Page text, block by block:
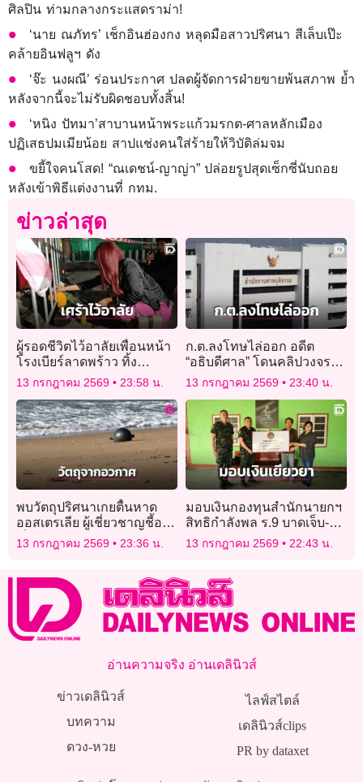
ศิลปิน ท่ามกลางกระแสดราม่า!
‘นาย ณภัทร’ เช็กอินฮ่องกง หลุดมือสาวปริศนา สีเล็บเป๊ะ
คล้ายอินฟลูฯ ดัง
‘จ๊ะ นงผณี’ ร่อนประกาศ ปลดผู้จัดการฝ่ายขายพ้นสภาพ ย้ำ
หลังจากนี้จะไม่รับผิดชอบทั้งสิ้น!
‘หนิง ปัทมา’สาบานหน้าพระแก้วมรกต-ศาลหลักเมือง
ปฏิเสธปมเมียน้อย สาปแช่งคนใส่ร้ายให้วิบัติล่มจม
ขยี้ใจคนโสด! “ณเดชน์-ญาญ่า” ปล่อยรูปสุดเซ็กซี่นับถอย
หลังเข้าพิธีแต่งงานที่ กทม.
ข่าวล่าสุด
ผู้รอดชีวิตไว้อาลัยเพื่อนหน้า
โรงเบียร์ลาดพร้าว ทิ้ง
รองเท้าไว้ดูต่างหน้า ยอดดับ
28 ราย!
13 กรกฎาคม 2569 23:58 น.
ก.ต.ลงโทษไล่ออก อดีต
“อธิบดีศาล” โดนคลิปวงจรปิด
เข้าออกบ้านคู่ความตระกูล
13 กรกฎาคม 2569 23:40 น.
พบวัตถุปริศนาเกยตื้นหาด
ออสเตรเลีย ผู้เชี่ยวชาญชี้อาจ
เป็นขยะอวกาศ
13 กรกฎาคม 2569 23:36 น.
มอบเงินกองทุนสำนักนายกฯ
สิทธิกำลังพล ร.9 บาดเจ็บ-
เสียชีวิต เหตุซุ่มยิงชายแดน
ไทย-กัมพูชา
13 กรกฎาคม 2569 22:43 น.
อ่านความจริง อ่านเดลินิวส์
ข่าวเดลินิวส์
บทความ
ดวง-หวย
ไลฟ์สไตล์
เดลินิวส์clips
PR by dataxet